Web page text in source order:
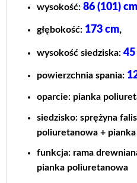
wysokość: 86 (101) cm
głębokość: 173 cm,
wysokość siedziska: 45
powierzchnia spania:
oparcie: pianka
siedzisko: sprężyna
poliuretanowa +
funkcja: rama
pianka poliuretanowa